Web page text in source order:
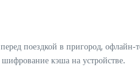
поездкой в пригород,
шифрование кэша на устройстве.